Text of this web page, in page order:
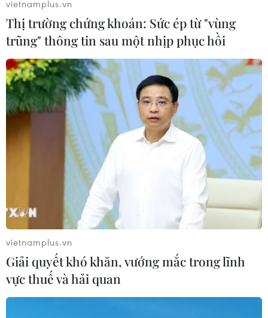
vietnamplus.vn
Thị trường chứng khoán: Sức ép từ "vùng
trũng" thông tin sau một nhịp phục hồi
vietnamplus.vn
Giải quyết khó khăn, vướng mắc trong lĩnh
vực thuế và hải quan